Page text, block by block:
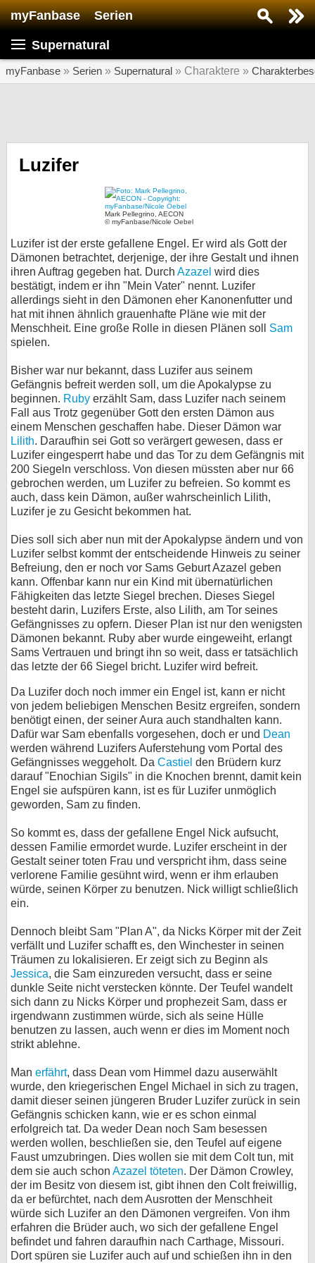
myFanbase Serien
Supernatural
myFanbase » Serien » Supernatural » Charaktere »
Luzifer
Mark Pellegrino, AECON
© myFanbase/Nicole Oebel
Luzifer ist der erste gefallene Engel. Er wird als Gott der
Dämonen betrachtet, derjenige, der ihre Gestalt und ihnen
ihren Auftrag gegeben hat. Durch Azazel wird dies
bestätigt, indem er ihn "Mein Vater" nennt. Luzifer
allerdings sieht in den Dämonen eher Kanonenfutter und
hat mit ihnen ähnlich grauenhafte Pläne wie mit der
Menschheit. Eine große Rolle in diesen Plänen soll Sam
spielen.
Bisher war nur bekannt, dass Luzifer aus seinem
Gefängnis befreit werden soll, um die Apokalypse zu
beginnen. Ruby erzählt Sam, dass Luzifer nach seinem
Fall aus Trotz gegenüber Gott den ersten Dämon aus
einem Menschen geschaffen habe. Dieser Dämon war
Lilith. Daraufhin sei Gott so verärgert gewesen, dass er
Luzifer eingesperrt habe und das Tor zu dem Gefängnis mit
200 Siegeln verschloss. Von diesen müssten aber nur 66
gebrochen werden, um Luzifer zu befreien. So kommt es
auch, dass kein Dämon, außer wahrscheinlich Lilith,
Luzifer je zu Gesicht bekommen hat.
Dies soll sich aber nun mit der Apokalypse ändern und von
Luzifer selbst kommt der entscheidende Hinweis zu seiner
Befreiung, den er noch vor Sams Geburt Azazel geben
kann. Offenbar kann nur ein Kind mit übernatürlichen
Fähigkeiten das letzte Siegel brechen. Dieses Siegel
besteht darin, Luzifers Erste, also Lilith, am Tor seines
Gefängnisses zu opfern. Dieser Plan ist nur den wenigsten
Dämonen bekannt. Ruby aber wurde eingeweiht, erlangt
Sams Vertrauen und bringt ihn so weit, dass er tatsächlich
das letzte der 66 Siegel bricht. Luzifer wird befreit.
Da Luzifer doch noch immer ein Engel ist, kann er nicht
von jedem beliebigen Menschen Besitz ergreifen, sondern
benötigt einen, der seiner Aura auch standhalten kann.
Dafür war Sam ebenfalls vorgesehen, doch er und Dean
werden während Luzifers Auferstehung vom Portal des
Gefängnisses weggeholt. Da Castiel den Brüdern kurz
darauf "Enochian Sigils" in die Knochen brennt, damit kein
Engel sie aufspüren kann, ist es für Luzifer unmöglich
geworden, Sam zu finden.
So kommt es, dass der gefallene Engel Nick aufsucht,
dessen Familie ermordet wurde. Luzifer erscheint in der
Gestalt seiner toten Frau und verspricht ihm, dass seine
verlorene Familie gesühnt wird, wenn er ihm erlauben
würde, seinen Körper zu benutzen. Nick willigt schließlich
ein.
Dennoch bleibt Sam "Plan A", da Nicks Körper mit der Zeit
verfällt und Luzifer schafft es, den Winchester in seinen
Träumen zu lokalisieren. Er zeigt sich zu Beginn als
Jessica, die Sam einzureden versucht, dass er seine
dunkle Seite nicht verstecken könnte. Der Teufel wandelt
sich dann zu Nicks Körper und prophezeit Sam, dass er
irgendwann zustimmen würde, sich als seine Hülle
benutzen zu lassen, auch wenn er dies im Moment noch
strikt ablehne.
Man erfährt, dass Dean vom Himmel dazu auserwählt
wurde, den kriegerischen Engel Michael in sich zu tragen,
damit dieser seinen jüngeren Bruder Luzifer zurück in sein
Gefängnis schicken kann, wie er es schon einmal
erfolgreich tat. Da weder Dean noch Sam besessen
werden wollen, beschließen sie, den Teufel auf eigene
Faust umzubringen. Dies wollen sie mit dem Colt tun, mit
dem sie auch schon Azazel töteten. Der Dämon Crowley,
der im Besitz von diesem ist, gibt ihnen den Colt freiwillig,
da er befürchtet, nach dem Ausrotten der Menschheit
würde sich Luzifer an den Dämonen vergreifen. Von ihm
erfahren die Brüder auch, wo sich der gefallene Engel
befindet und fahren daraufhin nach Carthage, Missouri.
Dort spüren sie Luzifer auch auf und schießen ihn in den
Serie suchen...
SERIEN
KULTUR
Gewinnspiele
Forum
bei X
bei Facebook
Kontakt
Nutzungsbedingungen
Datenschutz
Cookie-Einstellungen
Impressum
Desktop-Ansicht
myFanbase